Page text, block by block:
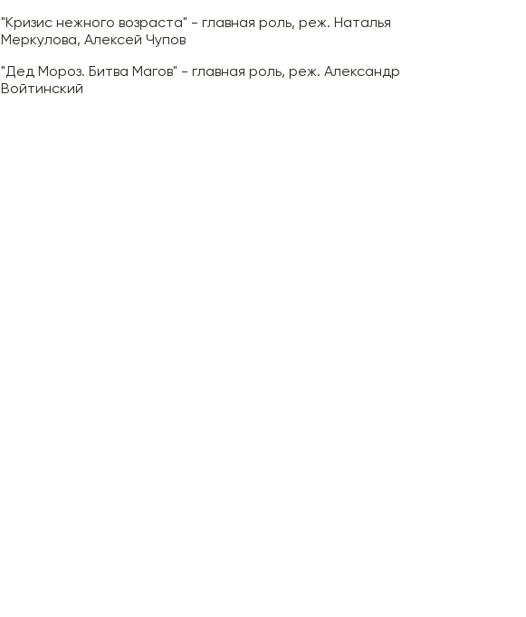
"Кризис нежного возраста" - главная роль, реж. Наталья
Меркулова, Алексей Чупов
"Дед Мороз. Битва Магов" - главная роль, реж. Александр
Войтинский